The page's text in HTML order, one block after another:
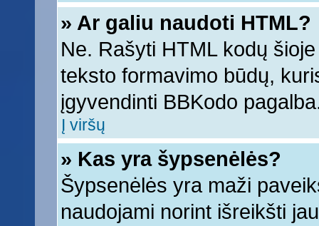
» Ar galiu naudoti HTML?
Ne. Rašyti HTML kodų
teksto formavimo būdų,
įgyvendinti BBKodo
Į viršų
» Kas yra šypsenėlės?
Šypsenėlės yra maži
naudojami norint išreikšti